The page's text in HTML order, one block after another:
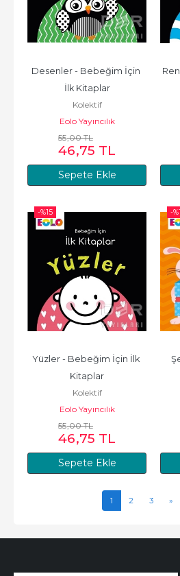
Sepete Ekle
Desenler - Bebeğim İçin
İlk Kitaplar
Kolektif
Eolo Yayıncılık
55,00TL
46,75 TL
-%15
Sepete Ekle
Yüzler - Bebeğim İçin İlk
Kitaplar
Kolektif
Eolo Yayıncılık
55,00TL
46,75 TL
-%
1 2 3 »